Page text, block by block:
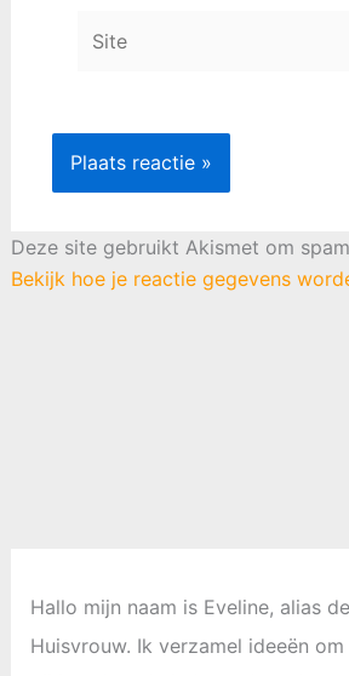
Deze site gebruikt Akismet om
Bekijk hoe je reactie gegevens
Hallo mijn naam is Eveline, alias
Huisvrouw. Ik verzamel ideeën